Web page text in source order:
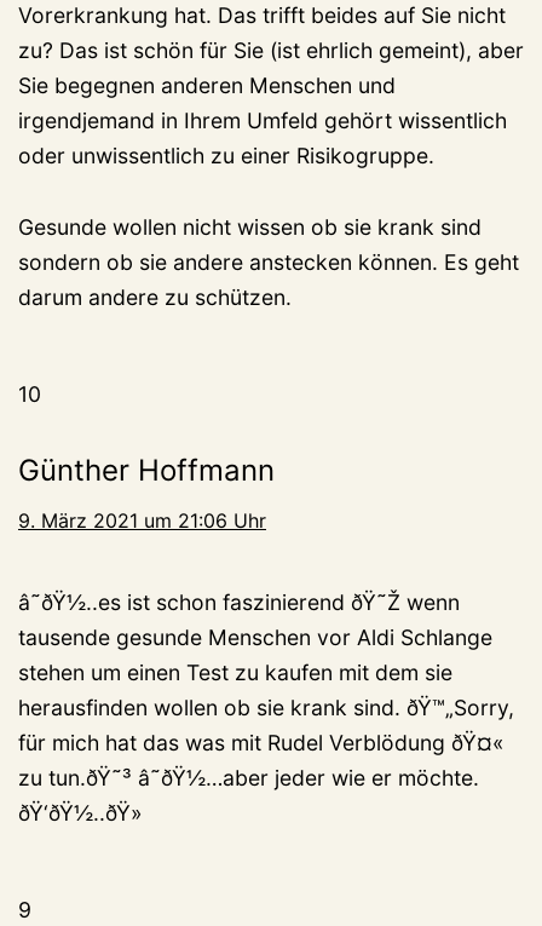
Vorerkrankung hat. Das trifft beides auf Sie nicht
zu? Das ist schön für Sie (ist ehrlich gemeint), aber
Sie begegnen anderen Menschen und
irgendjemand in Ihrem Umfeld gehört wissentlich
oder unwissentlich zu einer Risikogruppe.
Gesunde wollen nicht wissen ob sie krank sind
sondern ob sie andere anstecken können. Es geht
darum andere zu schützen.
10
Günther Hoffmann
9. März 2021 um 21:06 Uhr
â˜ðŸ½..es ist schon faszinierend ðŸ˜Ž wenn
tausende gesunde Menschen vor Aldi Schlange
stehen um einen Test zu kaufen mit dem sie
herausfinden wollen ob sie krank sind. ðŸ™„Sorry,
für mich hat das was mit Rudel Verblödung ðŸ¤«
zu tun.ðŸ˜³ â˜ðŸ½…aber jeder wie er möchte.
ðŸ‘ðŸ½..ðŸ»
9